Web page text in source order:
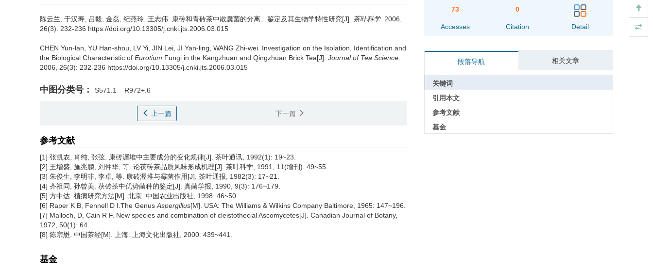
陈云兰, 于汉寿, 吕毅, 金磊, 纪燕玲, 王志伟. 康砖和青砖茶中散囊菌的分离、鉴定及其生物学特性研究[J]. 茶叶科学. 2006,
26(3): 232-236 https://doi.org/10.13305/j.cnki.jts.2006.03.015
CHEN Yun-lan, YU Han-shou, LV Yi, JIN Lei, JI Yan-ling, WANG Zhi-wei. Investigation on the Isolation, Identification and
the Biological Characteristic of Eurotium Fungi in the Kangzhuan and Qingzhuan Brick Tea[J]. Journal of Tea Science
2006, 26(3): 232-236 https://doi.org/10.13305/j.cnki.jts.2006.03.015
中图分类号： S571.1 R972+.6
上一篇 下一篇
参考文献
[1] 张凯农, 肖纯, 张弦. 康砖渥堆中主要成分的变化规律[J]. 茶叶通讯, 1992(1): 19~23.
[2] 王增盛, 施兆鹏, 刘仲华, 等. 论茯砖茶品质风味形成机理[J]. 茶叶科学, 1991, 11(增刊): 49~55.
[3] 朱俊生, 李明非, 李卓, 等. 康砖渥堆与霉菌作用[J]. 茶叶通报, 1982(3): 17~21.
[4] 齐祖同, 孙曾美. 茯砖茶中优势菌种的鉴定[J]. 真菌学报, 1990, 9(3): 176~179.
[5] 方中达. 植病研究方法[M]. 北京: 中国农业出版社, 1998: 46~50.
[6] Raper K B, Fennell D I.The Genus Aspergillus[M]. USA: The Williams & Wilkins Company Baltimore, 1965: 147~196.
[7] Malloch, D, Cain R F. New species and combination of cleistothecial Ascomycetes[J]. Canadian Journal of Botany,
1972, 50(1): 64.
[8] 陈宗懋. 中国茶经[M]. 上海: 上海文化出版社, 2000: 439~441.
基金
73
Accesses
0
Citation Detail
段落导航 相关文章
关键词
引用本文
参考文献
基金